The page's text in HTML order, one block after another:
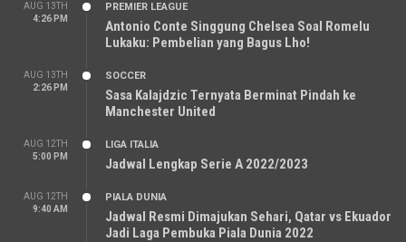
AUG 13TH
4:26 PM
PREMIER LEAGUE
Antonio Conte Singgung Chelsea Soal Romelu
Lukaku: Pembelian yang Bagus Lho!
AUG 13TH
2:26 PM
SOCCER
Sasa Kalajdzic Ternyata Berminat Pindah ke
Manchester United
AUG 12TH
5:00 PM
LIGA ITALIA
Jadwal Lengkap Serie A 2022/2023
AUG 12TH
9:40 AM
PIALA DUNIA
Jadwal Resmi Dimajukan Sehari, Qatar vs Ekuador
Jadi Laga Pembuka Piala Dunia 2022